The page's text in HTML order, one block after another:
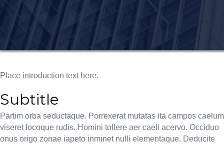
Place introduction text here.
Subtitle
Partim orba seductaque. Porrexerat mutatas ita campos caelum
viseret locoque rudis. Homini tollere aer caeli acervo. Occiduo
onus origo zonae iapeto inminet nulli elementaque. Deducite